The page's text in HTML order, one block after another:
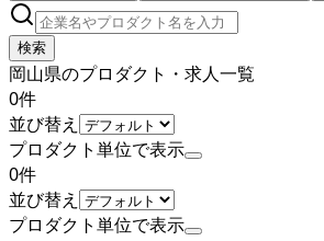
検索
岡山県のプロダクト・求人一覧
0件
並び替え
プロダクト単位で表示
0件
並び替え
プロダクト単位で表示